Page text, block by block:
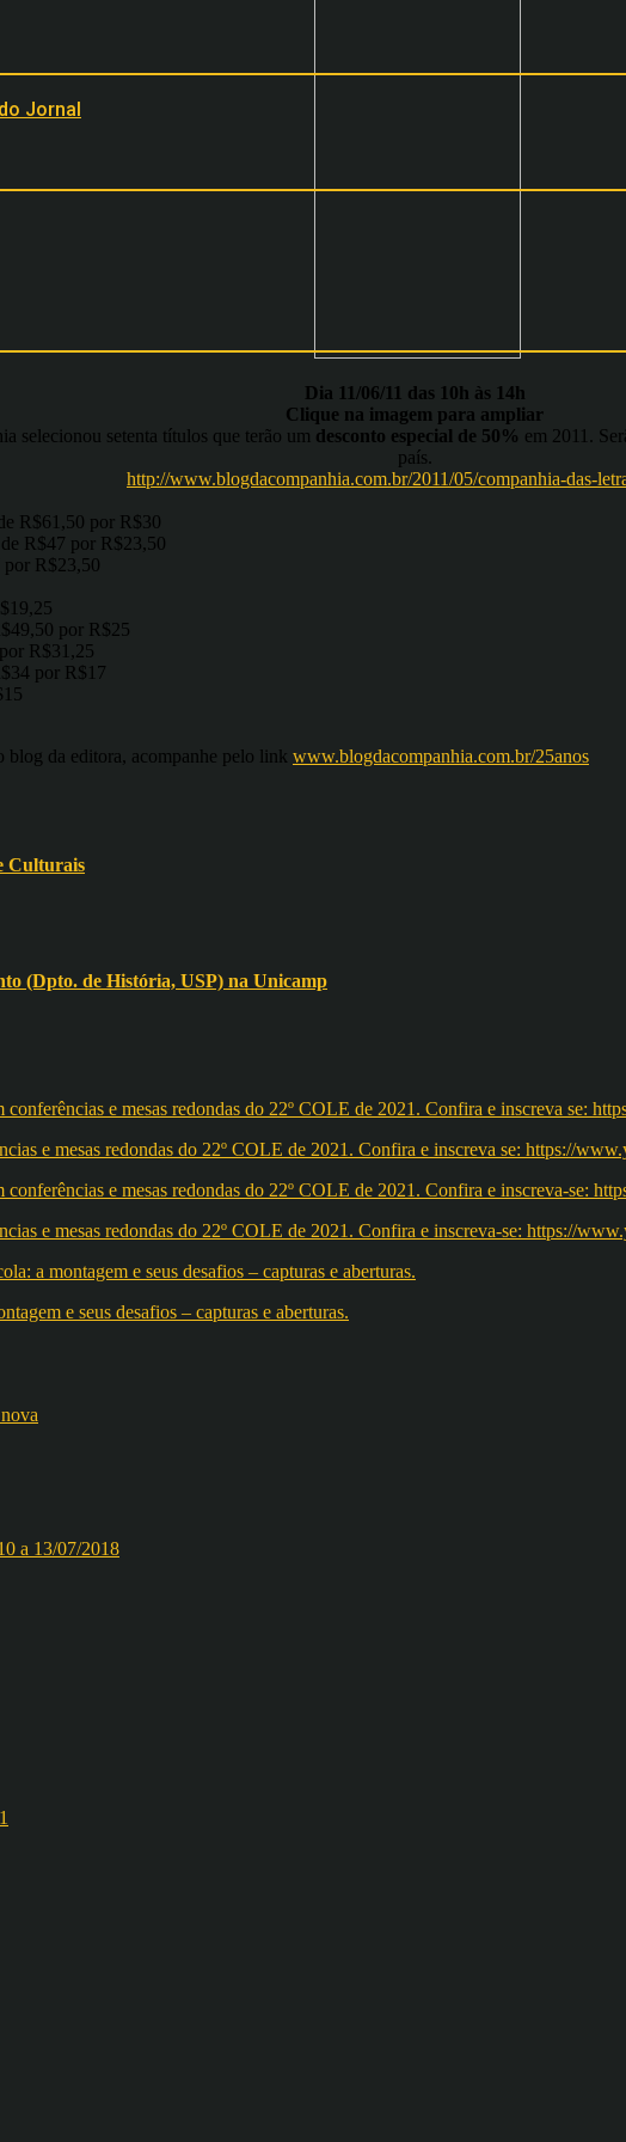
Jornal
Dia 11/06/11 das 10h às 14h
Clique na imagem para ampliar
selecionou setenta títulos que terão um desconto especial de 50% em 2011.
país.
http://www.blogdacompanhia.com.br/2011/05/companhia-das-
R$61,50 por R$30
R$47 por R$23,50
por R$23,50
por R$25
R$31,25
por R$17
blog da editora, acompanhe pelo link www.blogdacompanhia.com.br/25anos
Culturais
(Dpto. de História, USP) na Unicamp
e mesas redondas do 22º COLE de 2021. Confira e inscreva se: https://
e mesas redondas do 22º COLE de 2021. Confira e inscreva-se: https://
e seus desafios – capturas e aberturas.